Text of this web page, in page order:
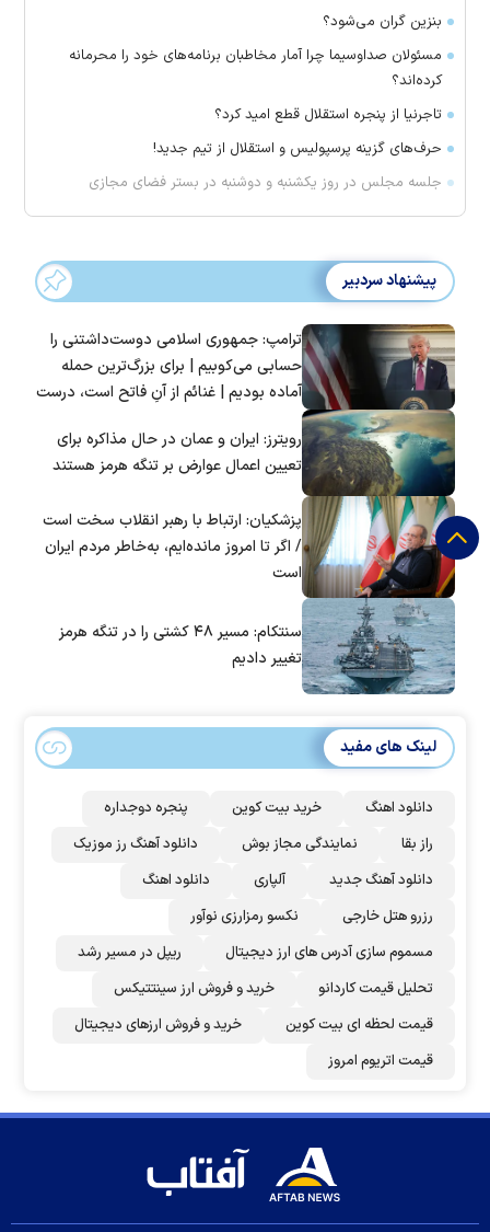
بنزین گران می‌شود؟
مسئولان صداوسیما چرا آمار مخاطبان برنامه‌های خود را محرمانه
کرده‌اند؟
تاجرنیا از پنجره استقلال قطع امید کرد؟
حرف‌های گزینه پرسپولیس و استقلال از تیم جدید!
جلسه مجلس در روز یکشنبه و دوشنبه در بستر فضای مجازی
پیشنهاد سردبیر
ترامپ: جمهوری اسلامی دوست‌داشتنی را
حسابی می‌کوبیم | برای بزرگ‌ترین حمله
آماده بودیم | غنائم از آنِ فاتح است، درست
رویترز: ایران و عمان در حال مذاکره برای
تعیین اعمال عوارض بر تنگه هرمز هستند
پزشکیان: ارتباط با رهبر انقلاب سخت است
/ اگر تا امروز مانده‌ایم، به‌خاطر مردم ایران
است
سنتکام: مسیر ۴۸ کشتی را در تنگه هرمز
تغییر دادیم
لینک های مفید
دانلود اهنگ خرید بیت کوین
پنجره دوجداره
راز بقا
نمایندگی مجاز بوش
دانلود آهنگ رز‌ موزیک
دانلود آهنگ جدید
آلپاری
دانلود اهنگ
رزرو هتل خارجی
نکسو رمزارزی نوآور
مسموم سازی آدرس های ارز دیجیتال
ریپل در مسیر رشد
تحلیل قیمت کاردانو
خرید و فروش ارز سینتتیکس
قیمت لحظه ای بیت کوین
خرید و فروش ارزهای دیجیتال
قیمت اتریوم امروز